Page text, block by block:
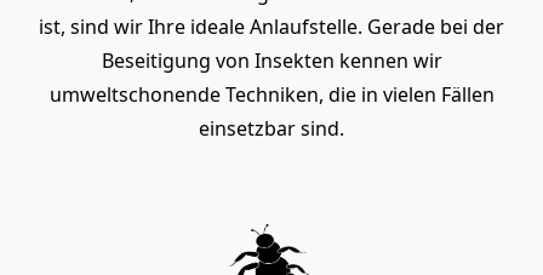
ist, sind wir Ihre ideale Anlaufstelle. Gerade bei der
Beseitigung von Insekten kennen wir
umweltschonende Techniken, die in vielen Fällen
einsetzbar sind.